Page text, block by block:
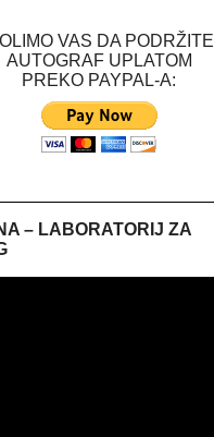
VAS DA PODRŽITE
AUTOGRAF UPLATOM
PREKO PAYPAL-A:
– LABORATORIJ ZA